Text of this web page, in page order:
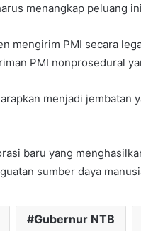
menangkap peluang
mengirim PMI secara
PMI nonprosedural
menjadi jembatan
baru yang
sumber daya
Gubernur NTB